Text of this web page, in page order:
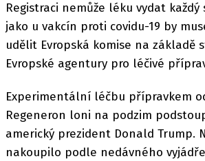
Registraci nemůže léku vydat
jako u vakcín proti covidu-19 by
udělit Evropská komise na základě
Evropské agentury pro léčivé
Experimentální léčbu přípravkem
Regeneron loni na podzim
americký prezident Donald Trump.
nakoupilo podle nedávného